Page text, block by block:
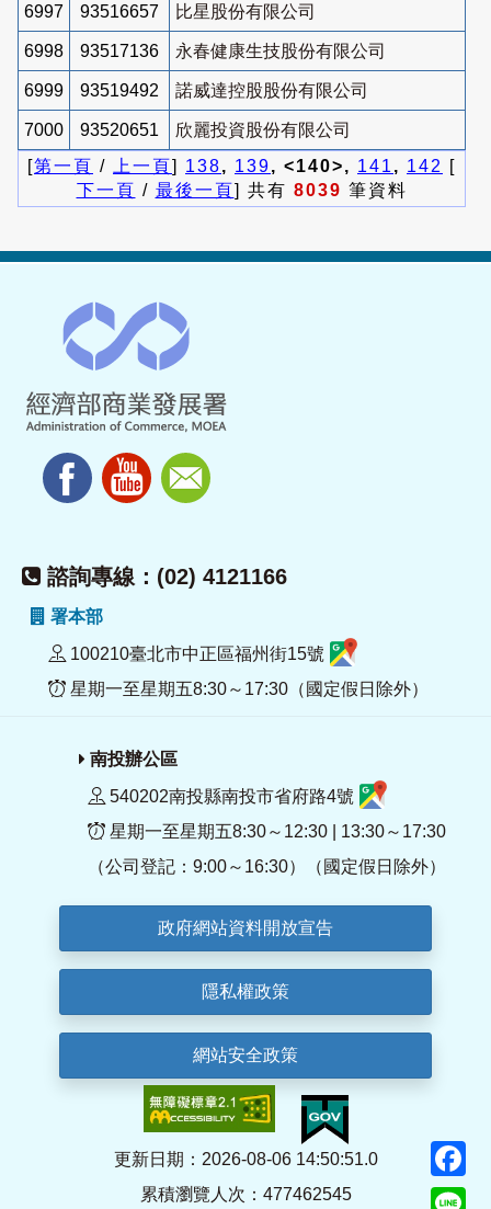
6997 93516657 比星股份有限公司
6998 93517136 永春健康生技股份有限公司
6999 93519492 諾威達控股股份有限公司
7000 93520651
欣麗投資股份有限公司
[第一頁 / 上一頁] 138, 139, <140>, 141 , 142
[
下一頁 / 最後一頁] 共有 8039 筆資料
諮詢專線：(02) 4121166
署本部
100210臺北市中正區福州街15號
星期一至星期五8:30～17:30（國定假日除外）
南投辦公區
540202南投縣南投市省府路4號
星期一至星期五8:30～12:30 | 13:30～17:30
（公司登記：9:00～16:30）（國定假日除外）
政府網站資料開放宣告
隱私權政策
網站安全政策
更新日期：2026-08-06 14:50:51.0
累積瀏覽人次：477462545